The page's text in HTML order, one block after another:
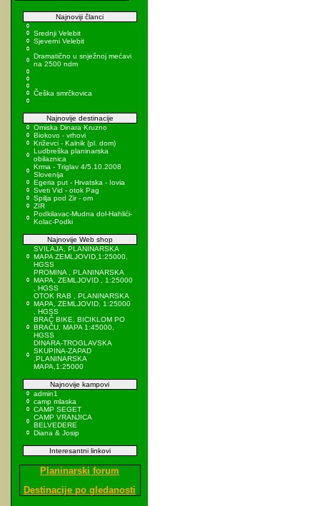
Najnoviji članci
Srednji Velebit
Sjeverni Velebit
Dramatično u snježnoj mećavi
na 2500 ndm
Češka smrčkovica
Najnovije destinacije
Omiska Dinara Kruzno
Biokovo - vrhovi
Križevci - Kalnik (pl. dom)
Ludbreška planinarska
obilaznica
Krma - Triglav 4/5.10.2008
Slovenija
Egeria put - Hrvatska - Iovia
Sveti Vid - otok Pag
Spilja pod Zir - om
ZIR
Podkilavac-Mudna dol-Hahlići-
Kolac-Podki
Najnovije Web shop
SVILAJA, PLANINARSKA
MAPA ZEMLJOVID,1:25000,
HGSS
PROMINA , PLANINARSKA
MAPA, ZEMLJOVID , 1:25000
, HGSS
OTOK RAB , PLANINARSKA
MAPA, ZEMLJOVID, 1:25000
, HGSS
BRAČ BIKE, BICIKLOM PO
BRAČU, MAPA 1:45000,
HGSS
DINARA-TROGLAVSKA
SKUPINA-ZAPAD
,PLANINARSKA
MAPA,1:25000
Najnovije kampovi
admin1
camp mlaska
CAMP SEGET
CAMP VRANJICA
BELVEDERE
Diana & Josip
Interesantni linkovi
Planinarski forum
Destinacije po gledanosti